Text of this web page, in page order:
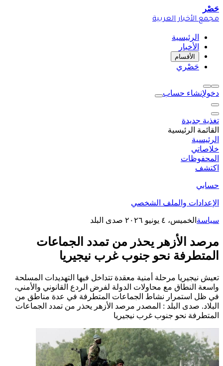
حَصْر
مجمع الأخبار العربية
الرئيسية
الأخبار
الأقسام
حَصْري
دخولإنشاء حساب
تغذية جديدة
القائمة الرئيسية
الرئيسية
خلاصاتي
المحفوظات
اكتشف
حسابي
الإعدادات والملف الشخصي
سياسة الخميس، ٤ يونيو ٢٠٢٦ صدى البلد
مرصد الأزهر يحذر من تمدد الجماعات
المتطرفة نحو جنوب غرب نيجيريا
تعيش نيجيريا مرحلة أمنية معقدة تتداخل فيها التهديدات المسلحة
واسعة النطاق مع محاولات الدولة لفرض الردع القانوني والأمني،
في ظل استمرار نشاط الجماعات المتطرفة في عدة مناطق من
البلاد. صدى البلد : المصدر مرصد الأزهر يحذر من تمدد الجماعات
المتطرفة نحو جنوب غرب نيجيريا